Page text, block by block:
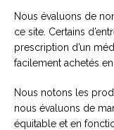
Nous évaluons de
ce site. Certains
prescription d’un
facilement achetés
Nous notons les
nous évaluons de
équitable et en